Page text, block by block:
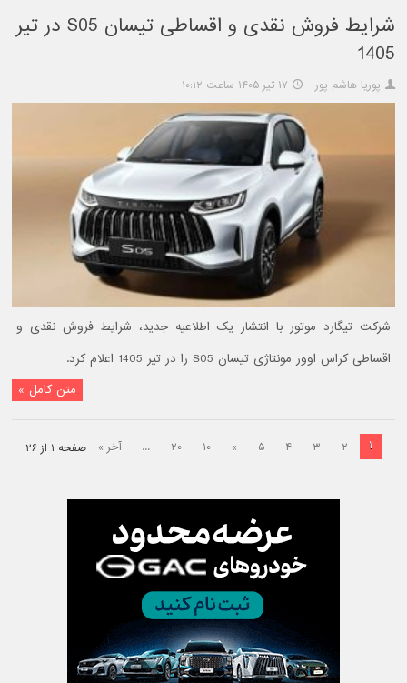
شرایط فروش نقدی و اقساطی تیسان S05 در تیر
1405
پوریا هاشم پور ۱۷ تیر ۱۴۰۵ ساعت ۱۰:۱۲
شرکت تیگارد موتور با انتشار یک اطلاعیه جدید، شرایط فروش نقدی و
اقساطی کراس اوور مونتاژی تیسان S05 را در تیر 1405 اعلام کرد.
متن کامل »
صفحه ۱ از ۲۶ ۱ ۲ ۳ ۴ ۵ » ۱۰ ۲۰ ... آخر »